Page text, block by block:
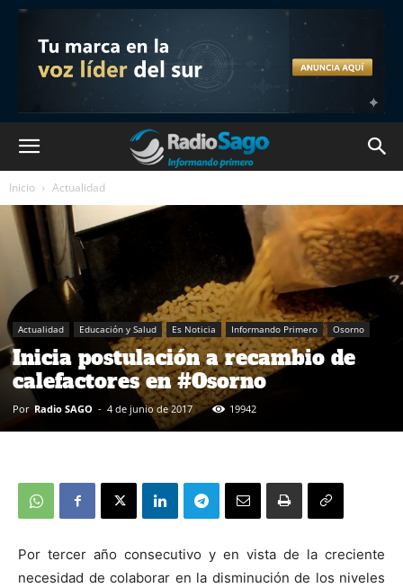
Inicio Actualidad
Actualidad Educación y Salud Es Noticia Informando Primero Osorno
Inicia postulación a recambio de
calefactores en #Osorno
Por Radio SAGO - 4 de junio de 2017 19942
Por tercer año consecutivo y en vista de la creciente
necesidad de colaborar en la disminución de los niveles